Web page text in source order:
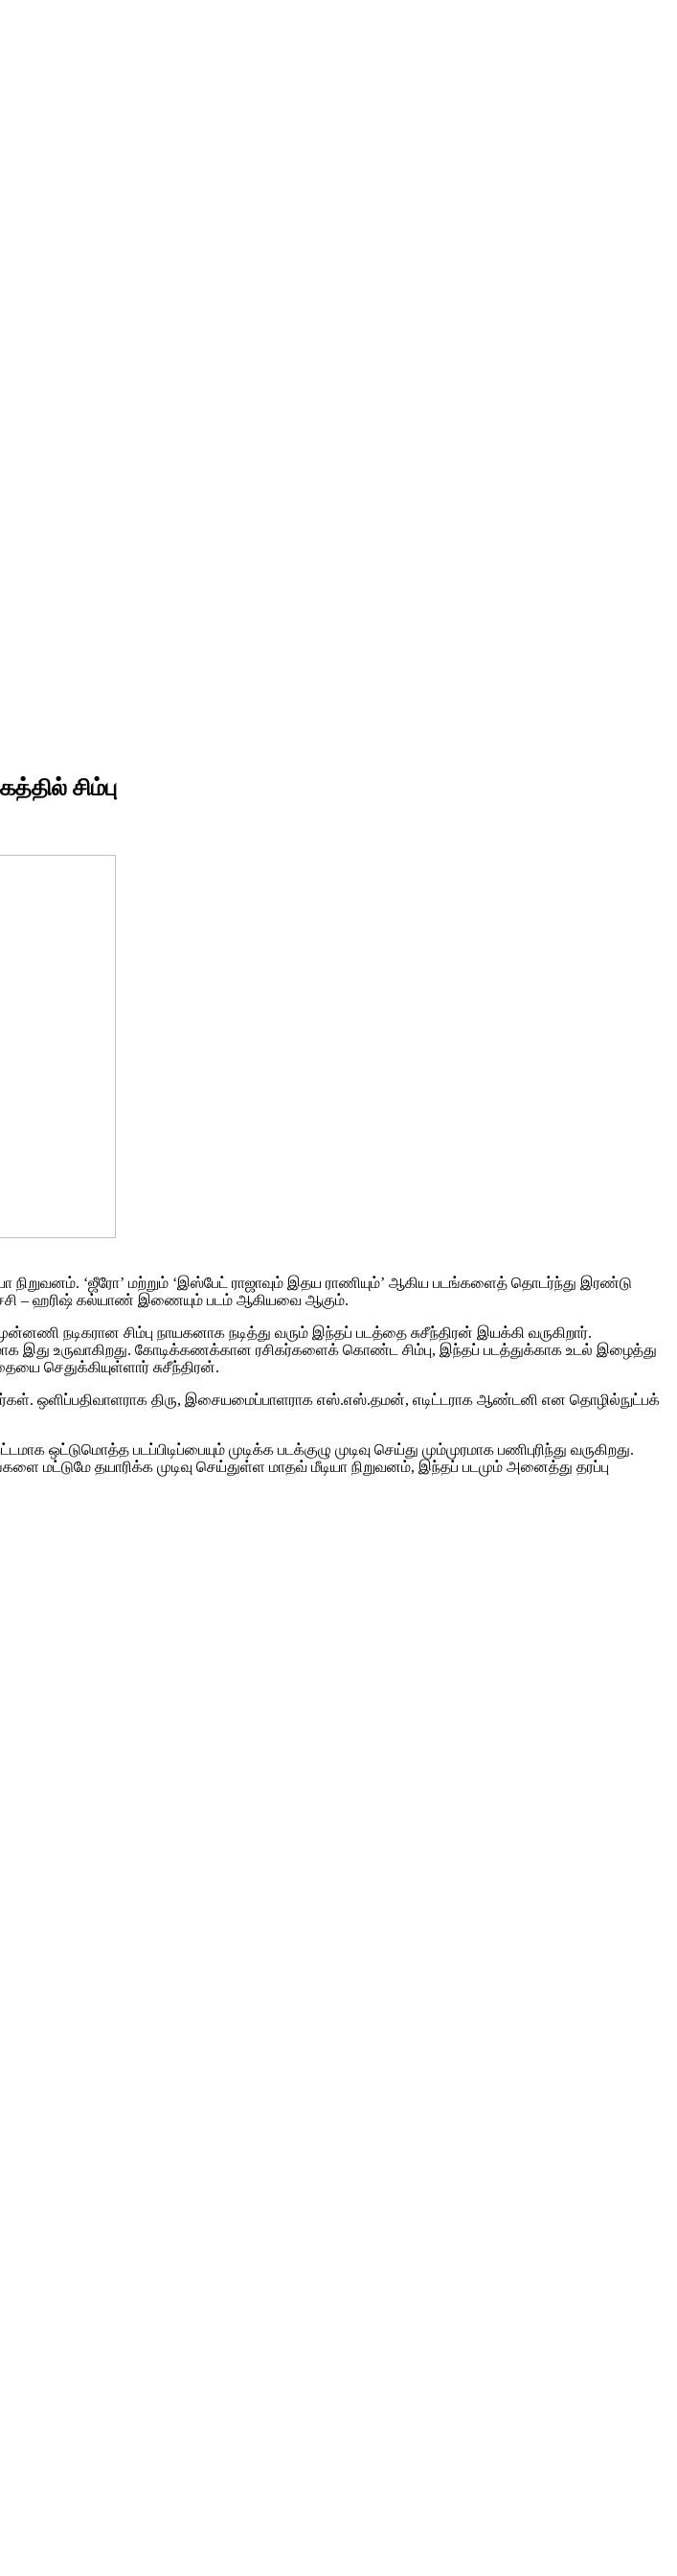
சிம்பு
நிறுவனம். ‘ஜீரோ’ மற்றும் ‘இஸ்பேட் ராஜாவும் இதய ராணியும்’ ஆகிய படங்களைத் தொடர்ந்து இரண்டு
சசி – ஹரிஷ் கல்யாண் இணையும் படம் ஆகியவை ஆகும்.
நடிகரான சிம்பு நாயகனாக நடித்து வரும் இந்தப் படத்தை சுசீந்திரன் இயக்கி வருகிறார்.
உருவாகிறது. கோடிக்கணக்கான ரசிகர்களைக் கொண்ட சிம்பு, இந்தப் படத்துக்காக உடல் இழைத்து
செதுக்கியுள்ளார் சுசீந்திரன்.
ஒளிப்பதிவாளராக திரு, இசையமைப்பாளராக எஸ்.எஸ்.தமன், எடிட்டராக ஆண்டனி என தொழில்நுட்பக்
ஒட்டுமொத்த படப்பிடிப்பையும் முடிக்க படக்குழு முடிவு செய்து மும்முரமாக பணிபுரிந்து வருகிறது.
தயாரிக்க முடிவு செய்துள்ள மாதவ் மீடியா நிறுவனம், இந்தப் படமும் அனைத்து தரப்பு